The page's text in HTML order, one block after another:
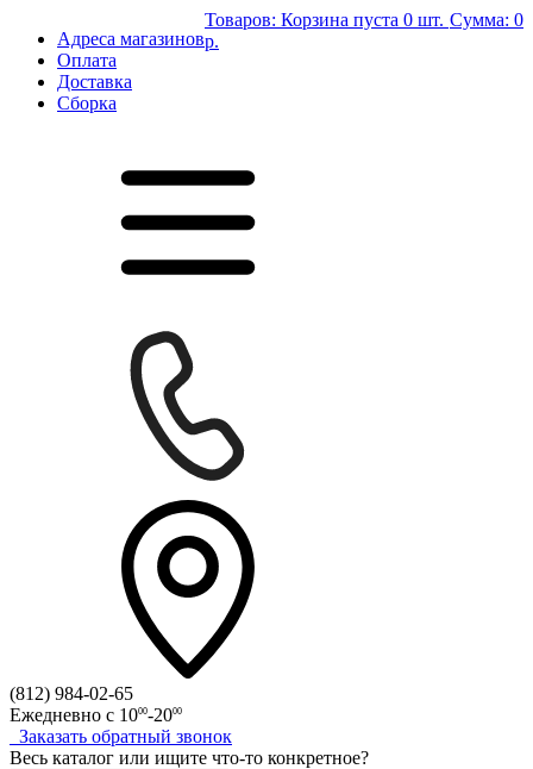
Адреса магазинов
Оплата
Доставка
Сборка
Товаров: Корзина пуста 0 шт. Сумма: 0
р.
(812) 984-02-65
Ежедневно с 1000-2000
Заказать обратный звонок
Весь каталог или ищите что-то конкретное?